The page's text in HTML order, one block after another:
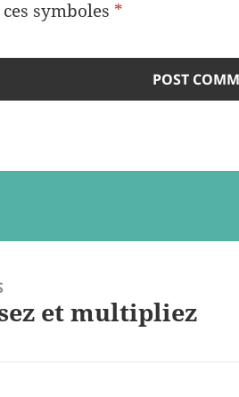
symboles *
et multipliez